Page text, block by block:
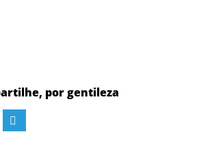
por gentileza